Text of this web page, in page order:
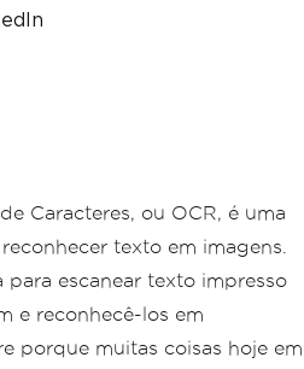
Caracteres, ou OCR, é uma
texto em imagens.
escanear texto impresso
e reconhecê-los em
porque muitas coisas hoje em